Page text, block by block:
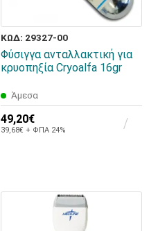
ΚΩΔ: 29327-00
Φύσιγγα ανταλλακτική για
κρυοπηξία Cryoalfa 16gr
Άμεσα
49,20€
39,68€ + ΦΠΑ 24%